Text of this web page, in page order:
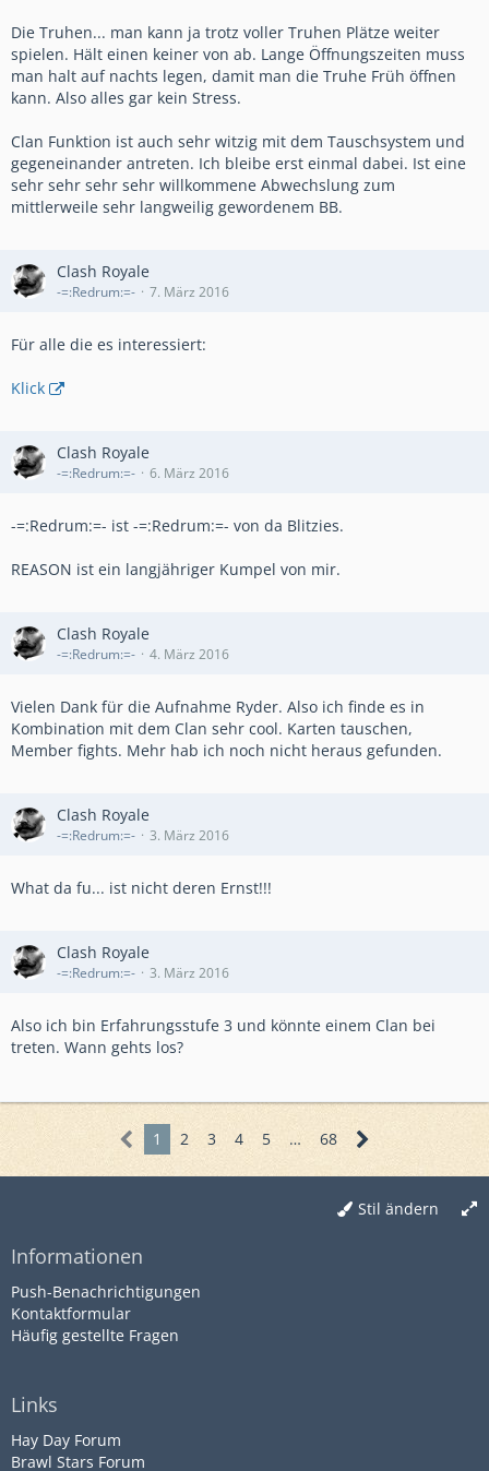
Die Truhen... man kann ja trotz voller Truhen Plätze weiter
spielen. Hält einen keiner von ab. Lange Öffnungszeiten muss
man halt auf nachts legen, damit man die Truhe Früh öffnen
kann. Also alles gar kein Stress.
Clan Funktion ist auch sehr witzig mit dem Tauschsystem und
gegeneinander antreten. Ich bleibe erst einmal dabei. Ist eine
sehr sehr sehr sehr willkommene Abwechslung zum
mittlerweile sehr langweilig gewordenem BB.
Clash Royale
-=:Redrum:=- 7. März 2016
Für alle die es interessiert:
Klick
Clash Royale
-=:Redrum:=- 6. März 2016
-=:Redrum:=- ist -=:Redrum:=- von da Blitzies.
REASON ist ein langjähriger Kumpel von mir.
Clash Royale
-=:Redrum:=- 4. März 2016
Vielen Dank für die Aufnahme Ryder. Also ich finde es in
Kombination mit dem Clan sehr cool. Karten tauschen,
Member fights. Mehr hab ich noch nicht heraus gefunden.
Clash Royale
-=:Redrum:=- 3. März 2016
What da fu... ist nicht deren Ernst!!!
Clash Royale
-=:Redrum:=- 3. März 2016
Also ich bin Erfahrungsstufe 3 und könnte einem Clan bei
treten. Wann gehts los?
1 2 3 4 5 … 68
Stil ändern
Informationen
Push-Benachrichtigungen
Kontaktformular
Häufig gestellte Fragen
Links
Hay Day Forum
Brawl Stars Forum